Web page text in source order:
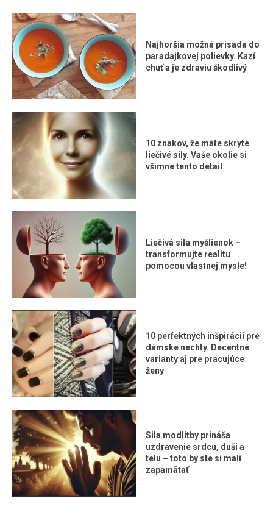
Najhoršia možná prísada do
paradajkovej polievky. Kazí
chuť a je zdraviu škodlivý
10 znakov, že máte skryté
liečivé sily. Vaše okolie si
všimne tento detail
Liečivá sila myšlienok –
transformujte realitu
pomocou vlastnej mysle!
10 perfektných inšpirácií pre
dámske nechty. Decentné
varianty aj pre pracujúce
ženy
Sila modlitby prináša
uzdravenie srdcu, duši a
telu – toto by ste si mali
zapamätať